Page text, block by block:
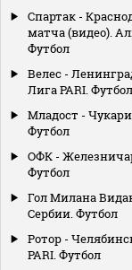
Спартак -
матча (видео).
Футбол
Велес -
Лига PARI. Футбол
Младост -
Футбол
ОФК -
Футбол
Гол Милана
Сербии. Футбол
Ротор -
PARI. Футбол